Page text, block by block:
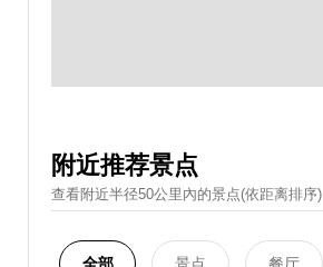
附近推荐景点
查看附近半径50公里內的景点(依距离排序)